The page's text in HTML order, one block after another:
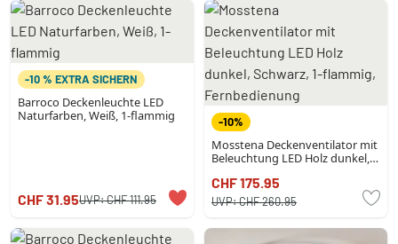
-10 % EXTRA SICHERN
Barroco Deckenleuchte LED
Naturfarben, Weiß, 1-flammig
CHF 31.95UVP:CHF 111.95
-10%
Mosstena Deckenventilator mit
Beleuchtung LED Holz dunkel,
Fernbedienung
CHF 175.95
UVP:CHF 260.95